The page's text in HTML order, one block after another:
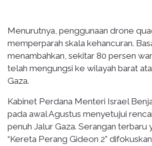
Menurutnya, penggunaan drone
memperparah skala kehancuran.
menambahkan, sekitar 80 persen
telah mengungsi ke wilayah barat
Gaza.
Kabinet Perdana Menteri Israel
pada awal Agustus menyetujui
penuh Jalur Gaza. Serangan terbaru
“Kereta Perang Gideon 2”